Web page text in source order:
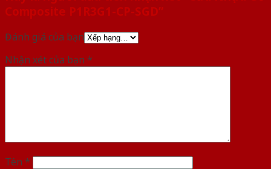
Composite P1R3G1-CP-SGD”
Đánh giá của bạn
Nhận xét của bạn *
Tên *